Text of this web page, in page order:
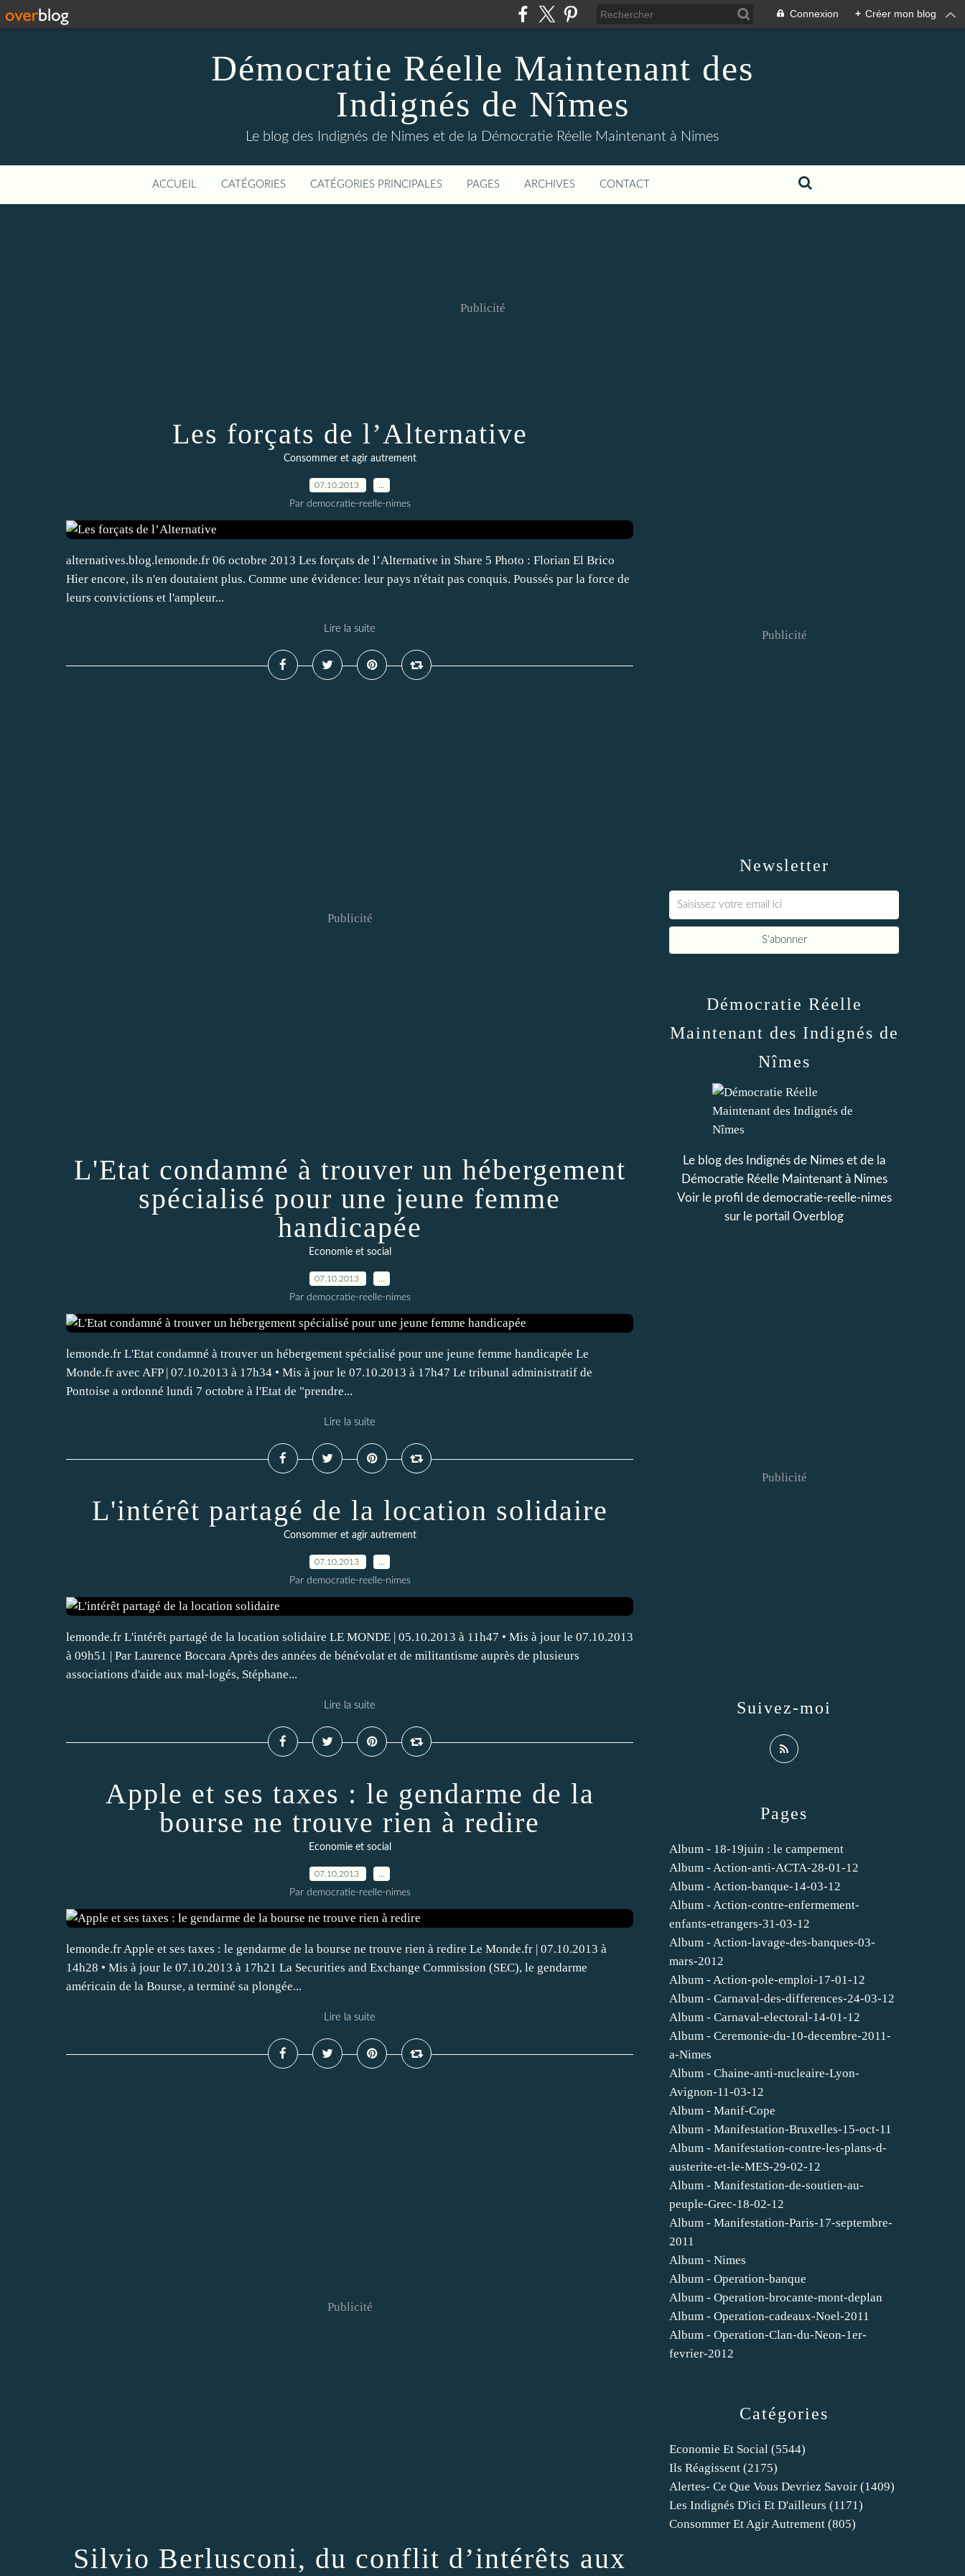
Connexion + Créer mon blog
Démocratie Réelle Maintenant des
Indignés de Nîmes
Le blog des Indignés de Nimes et de la Démocratie Réelle Maintenant à Nimes
ACCUEIL CATÉGORIES CATÉGORIES PRINCIPALES PAGES ARCHIVES CONTACT
Publicité
Les forçats de l’Alternative
Consommer et agir autrement
07.10.2013
Par democratie-reelle-nimes
alternatives.blog.lemonde.fr 06 octobre 2013 Les forçats de l’Alternative in Share 5 Photo : Florian El Brico
Hier encore, ils n'en doutaient plus. Comme une évidence: leur pays n'était pas conquis. Poussés par la force de
leurs convictions et l'ampleur...
Lire la suite
Publicité
L'Etat condamné à trouver un hébergement
spécialisé pour une jeune femme
handicapée
Economie et social
07.10.2013
Par democratie-reelle-nimes
lemonde.fr L'Etat condamné à trouver un hébergement spécialisé pour une jeune femme handicapée Le
Monde.fr avec AFP | 07.10.2013 à 17h34 • Mis à jour le 07.10.2013 à 17h47 Le tribunal administratif de
Pontoise a ordonné lundi 7 octobre à l'Etat de "prendre...
Lire la suite
L'intérêt partagé de la location solidaire
Consommer et agir autrement
07.10.2013
Par democratie-reelle-nimes
lemonde.fr L'intérêt partagé de la location solidaire LE MONDE | 05.10.2013 à 11h47 • Mis à jour le 07.10.2013
à 09h51 | Par Laurence Boccara Après des années de bénévolat et de militantisme auprès de plusieurs
associations d'aide aux mal-logés, Stéphane...
Lire la suite
Apple et ses taxes : le gendarme de la
bourse ne trouve rien à redire
Economie et social
07.10.2013
Par democratie-reelle-nimes
lemonde.fr Apple et ses taxes : le gendarme de la bourse ne trouve rien à redire Le Monde.fr | 07.10.2013 à
14h28 • Mis à jour le 07.10.2013 à 17h21 La Securities and Exchange Commission (SEC), le gendarme
américain de la Bourse, a terminé sa plongée...
Lire la suite
Publicité
Silvio Berlusconi, du conflit d’intérêts aux
Newsletter
Publicité
Catégories
Economie Et Social (5544)
Ils Réagissent (2175)
Alertes- Ce Que Vous Devriez Savoir (1409)
Les Indignés D'ici Et D'ailleurs (1171)
Consommer Et Agir Autrement (805)
Pages
Album - 18-19juin : le campement
Album - Action-anti-ACTA-28-01-12
Album - Action-banque-14-03-12
Album - Action-contre-enfermement-
enfants-etrangers-31-03-12
Album - Action-lavage-des-banques-03-
mars-2012
Album - Action-pole-emploi-17-01-12
Album - Carnaval-des-differences-24-03-12
Album - Carnaval-electoral-14-01-12
Album - Ceremonie-du-10-decembre-2011-
a-Nimes
Album - Chaine-anti-nucleaire-Lyon-
Avignon-11-03-12
Album - Manif-Cope
Album - Manifestation-Bruxelles-15-oct-11
Album - Manifestation-contre-les-plans-d-
austerite-et-le-MES-29-02-12
Album - Manifestation-de-soutien-au-
peuple-Grec-18-02-12
Album - Manifestation-Paris-17-septembre-
2011
Album - Nimes
Album - Operation-banque
Album - Operation-brocante-mont-deplan
Album - Operation-cadeaux-Noel-2011
Album - Operation-Clan-du-Neon-1er-
fevrier-2012
Démocratie Réelle
Maintenant des Indignés de
Nîmes
Le blog des Indignés de Nimes et de la
Démocratie Réelle Maintenant à Nimes
Voir le profil de democratie-reelle-nimes
sur le portail Overblog
Suivez-moi
Publicité